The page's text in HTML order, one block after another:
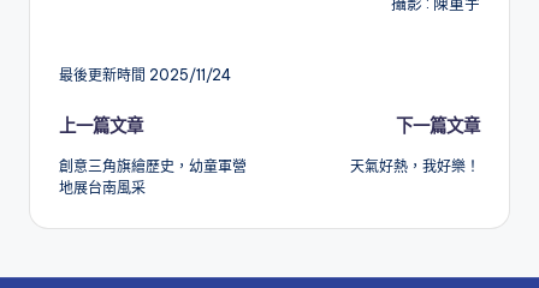
最後更新時間 2025/11/24
Post
navigation
上一篇文章
創意三角旗繪歷史，幼童軍營
地展台南風采
下一篇文章
天氣好熱，我好樂！